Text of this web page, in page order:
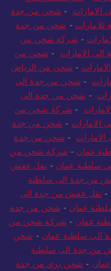
- شحن من جدة
- شحن من جدة
- شركة شحن من
الامارات - شحن من
- شحن من الرياض
- شحن من جدة الى
- شحن من جدة الى
- شركة شحن من
- شحن من جدة
- شحن من جدة
عمان - شركة شحن من
سلطنة عمان - نقل عفش
من جدة الى سلطنة
- نقل عفش من جدة الى
عمان - شحن من جدة
عمان - شركة شحن من
الى سلطنة عمان - شحن
من جدة الى سلطنة
- شحن بري من جدة